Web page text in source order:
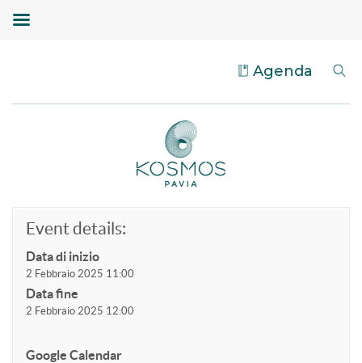
Agenda
Event details:
Data di inizio
2 Febbraio 2025 11:00
Data fine
2 Febbraio 2025 12:00
Google Calendar